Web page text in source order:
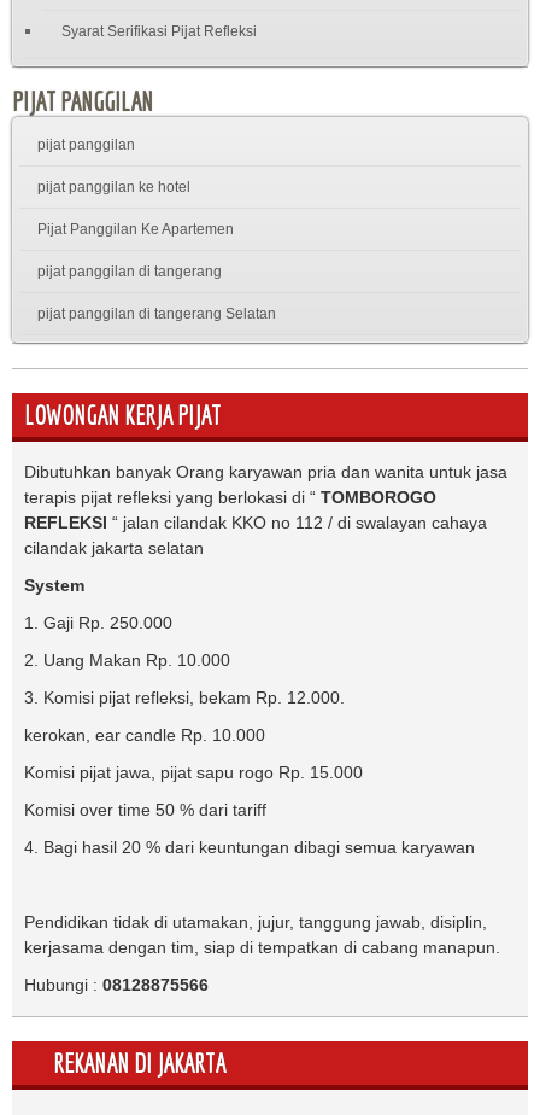
Syarat Serifikasi Pijat Refleksi
PIJAT PANGGILAN
pijat panggilan
pijat panggilan ke hotel
Pijat Panggilan Ke Apartemen
pijat panggilan di tangerang
pijat panggilan di tangerang Selatan
LOWONGAN KERJA PIJAT
Dibutuhkan banyak Orang karyawan pria dan wanita untuk jasa
terapis pijat refleksi yang berlokasi di “ TOMBOROGO
REFLEKSI “ jalan cilandak KKO no 112 / di swalayan cahaya
cilandak jakarta selatan
System
1. Gaji Rp. 250.000
2. Uang Makan Rp. 10.000
3. Komisi pijat refleksi, bekam Rp. 12.000.
kerokan, ear candle Rp. 10.000
Komisi pijat jawa, pijat sapu rogo Rp. 15.000
Komisi over time 50 % dari tariff
4. Bagi hasil 20 % dari keuntungan dibagi semua karyawan
Pendidikan tidak di utamakan, jujur, tanggung jawab, disiplin,
kerjasama dengan tim, siap di tempatkan di cabang manapun.
Hubungi : 08128875566
REKANAN DI JAKARTA